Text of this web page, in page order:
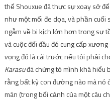
thể Shouxue đã thực sự xoay sở
như một mối đe dọa, và phần cuối
ngẫm về bi kịch lớn hơn trong sự
và cuộc đối đầu đó cung cấp
vọng đó là cái trước nếu tôi phải
Karasuđã chứng tỏ mình khá hiểu
rằng bất kỳ con đường nào mà nó
mãn (trong bối cảnh của một câu